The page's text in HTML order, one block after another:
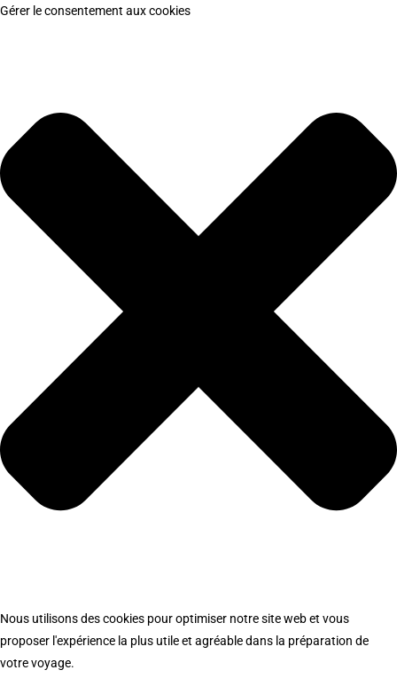
Gérer le consentement aux cookies
Nous utilisons des cookies pour optimiser notre site web et vous
proposer l'expérience la plus utile et agréable dans la préparation de
votre voyage.